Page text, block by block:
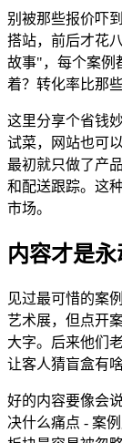
别被那些报价吓
搭站，前后才花
故事"，每个案例
着？转化率比那
这里分享个省钱
试菜，网站也可
最初就只做了产
和配送跟踪。这
市场。
内容才是
见过最可惜的案
艺术展，但点开
大字。后来他们
让客人猜盲盒有
好的内容要像会
决什么痛点 - 案